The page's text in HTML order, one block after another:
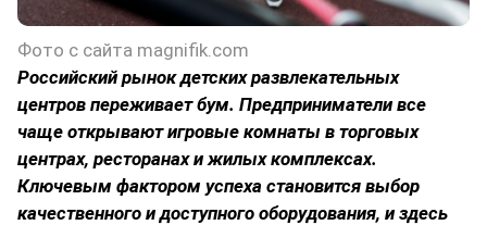
Фото с сайта magnifik.com
Российский рынок детских развлекательных
центров переживает бум. Предприниматели все
чаще открывают игровые комнаты в торговых
центрах, ресторанах и жилых комплексах.
Ключевым фактором успеха становится выбор
качественного и доступного оборудования, и здесь